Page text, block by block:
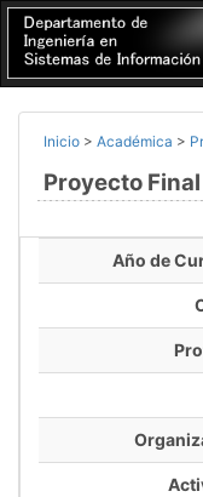
Inicio > Académica >
Proyecto
Año de